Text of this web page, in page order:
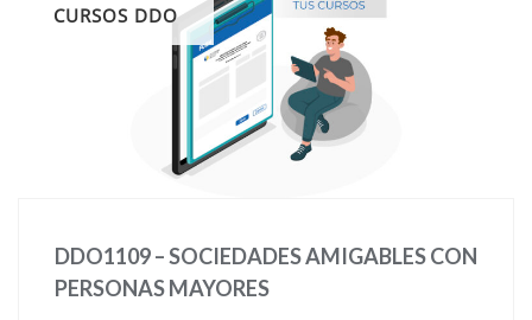
CURSOS DDO
DDO1109 – SOCIEDADES AMIGABLES CON
PERSONAS MAYORES